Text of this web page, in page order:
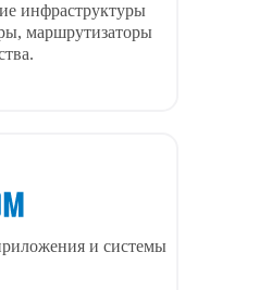
инфраструктуры
маршрутизаторы
и системы